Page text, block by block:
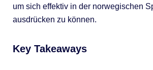
um sich effektiv in der norwegischen
ausdrücken zu können.
Key Takeaways